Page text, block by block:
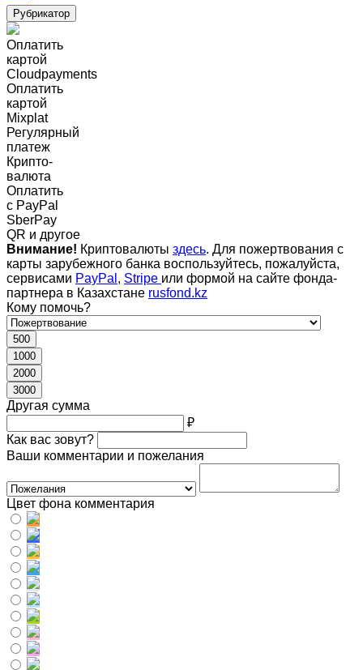
Рубрикатор
Оплатить
картой
Cloudpayments
Оплатить
картой
Mixplat
Регулярный
платеж
Крипто-
валюта
Оплатить
c PayPal
SberPay
QR и другое
Внимание! Криптовалюты здесь. Для пожертвования с
карты зарубежного банка воспользуйтесь, пожалуйста,
сервисами PayPal , Stripe или формой на сайте фонда-
партнера в Казахстане rusfond.kz
Кому помочь?
500
1000
2000
3000
Другая сумма
₽
Как вас зовут?
Ваши комментарии и пожелания
Цвет фона комментария